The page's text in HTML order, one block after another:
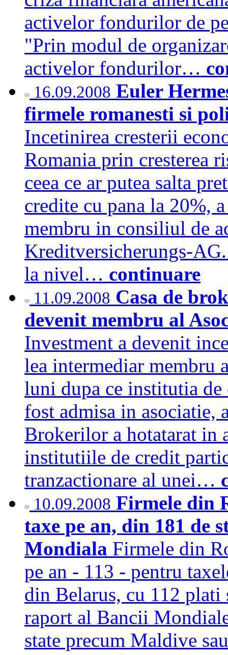
activelor fondurilor de
"Prin modul de
activelor fondurilor…
16.09.2008 Euler
firmele romanesti si
Incetinirea cresterii
Romania prin cresterea
ceea ce ar putea salta
credite cu pana la 20%,
membru in consiliul de
Kreditversicherungs-
la nivel… continuare
11.09.2008 Casa de
devenit membru al
Investment a devenit
lea intermediar membru
luni dupa ce institutia
fost admisa in asociatie,
Brokerilor a hotatarat in
institutiile de credit
tranzactionare al unei…
10.09.2008 Firmele din
taxe pe an, din 181 de
Mondiala Firmele din
pe an - 113 - pentru
din Belarus, cu 112 plati
raport al Bancii
state precum Maldive